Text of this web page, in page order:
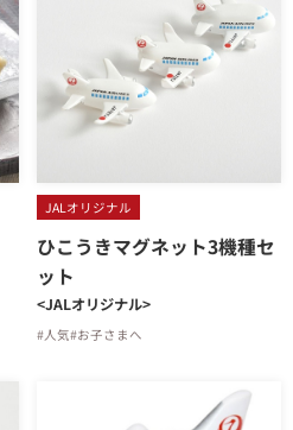
JALオリジナル
ひこうきマグネット3機種セ
ット
<JALオリジナル>
#人気#お子さまへ